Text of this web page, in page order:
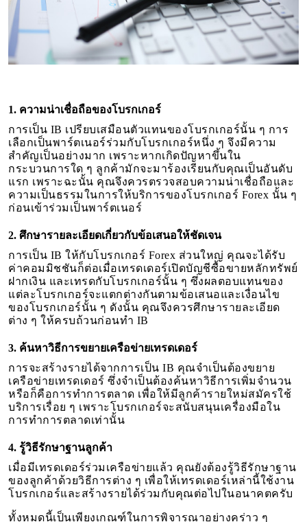
1. ความน่าเชื่อถือของโบรกเกอร์
การเป็น IB เปรียบเสมือนตัวแทนของโบรกเกอร์นั้น ๆ การ
เลือกเป็นพาร์ตเนอร์ร่วมกับโบรกเกอร์หนึ่ง ๆ จึงมีความ
สำคัญเป็นอย่างมาก เพราะหากเกิดปัญหาขึ้นใน
กระบวนการใด ๆ ลูกค้ามักจะมาร้องเรียนกับคุณเป็นอันดับ
แรก เพราะฉะนั้น คุณจึงควรตรวจสอบความน่าเชื่อถือและ
ความเป็นธรรมในการให้บริการของโบรกเกอร์ Forex นั้น ๆ
ก่อนเข้าร่วมเป็นพาร์ตเนอร์
2. ศึกษารายละเอียดเกี่ยวกับข้อเสนอให้ชัดเจน
การเป็น IB ให้กับโบรกเกอร์ Forex ส่วนใหญ่ คุณจะได้รับ
ค่าคอมมิชชันก็ต่อเมื่อเทรดเดอร์เปิดบัญชีซื้อขายหลักทรัพย์
ฝากเงิน และเทรดกับโบรกเกอร์นั้น ๆ ซึ่งผลตอบแทนของ
แต่ละโบรกเกอร์จะแตกต่างกันตามข้อเสนอและเงื่อนไข
ของโบรกเกอร์นั้น ๆ ดังนั้น คุณจึงควรศึกษารายละเอียด
ต่าง ๆ ให้ครบถ้วนก่อนทำ IB
3. ค้นหาวิธีการขยายเครือข่ายเทรดเดอร์
การจะสร้างรายได้จากการเป็น IB คุณจำเป็นต้องขยาย
เครือข่ายเทรดเดอร์ ซึ่งจำเป็นต้องค้นหาวิธีการเพิ่มจำนวน
หรือก็คือการทำการตลาด เพื่อให้มีลูกค้ารายใหม่สมัครใช้
บริการเรื่อย ๆ เพราะโบรกเกอร์จะสนับสนุนเครื่องมือใน
การทำการตลาดเท่านั้น
4. รู้วิธีรักษาฐานลูกค้า
เมื่อมีเทรดเดอร์ร่วมเครือข่ายแล้ว คุณยังต้องรู้วิธีรักษาฐาน
ของลูกค้าด้วยวิธีการต่าง ๆ เพื่อให้เทรดเดอร์เหล่านี้ใช้งาน
โบรกเกอร์และสร้างรายได้ร่วมกับคุณต่อไปในอนาคตครับ
ทั้งหมดนี้เป็นเพียงเกณฑ์ในการพิจารณาอย่างคร่าว ๆ